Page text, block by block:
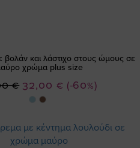
βολάν και λάστιχο στους ώμους σε
χρώμα plus size
(-60%)
Ειδική
Τιμή
32,00 €
€